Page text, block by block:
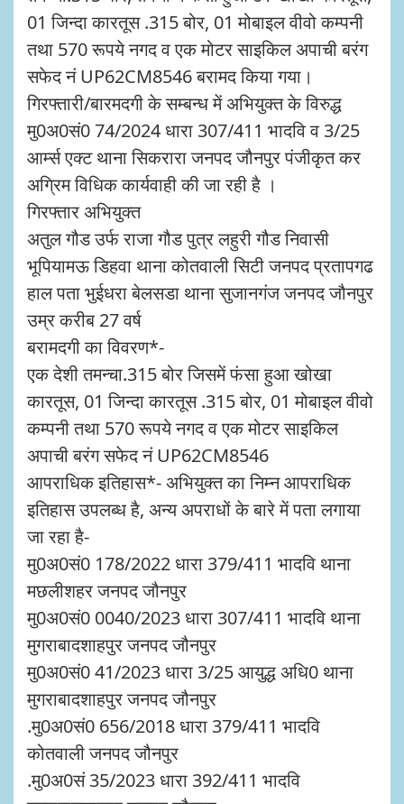
01 जिन्दा कारतूस .315 बोर, 01 मोबाइल वीवो कम्पनी
तथा 570 रूपये नगद व एक मोटर साइकिल अपाची बरंग
सफेद नं UP62CM8546 बरामद किया गया।
गिरफ्तारी/बारमदगी के सम्बन्ध में अभियुक्त के विरुद्ध
मु0अ0सं0 74/2024 धारा 307/411 भादवि व 3/25
आर्म्स एक्ट थाना सिकरारा जनपद जौनपुर पंजीकृत कर
अग्रिम विधिक कार्यवाही की जा रही है ।
गिरफ्तार अभियुक्त
अतुल गौड उर्फ राजा गौड पुत्र लहुरी गौड निवासी
भूपियामऊ डिहवा थाना कोतवाली सिटी जनपद प्रतापगढ
हाल पता भुईधरा बेलसडा थाना सुजानगंज जनपद जौनपुर
उम्र करीब 27 वर्ष
बरामदगी का विवरण*-
एक देशी तमन्चा.315 बोर जिसमें फंसा हुआ खोखा
कारतूस, 01 जिन्दा कारतूस .315 बोर, 01 मोबाइल वीवो
कम्पनी तथा 570 रूपये नगद व एक मोटर साइकिल
अपाची बरंग सफेद नं UP62CM8546
आपराधिक इतिहास*- अभियुक्त का निम्न आपराधिक
इतिहास उपलब्ध है, अन्य अपराधों के बारे में पता लगाया
जा रहा है-
मु0अ0सं0 178/2022 धारा 379/411 भादवि थाना
मछलीशहर जनपद जौनपुर
मु0अ0सं0 0040/2023 धारा 307/411 भादवि थाना
मुगराबादशाहपुर जनपद जौनपुर
मु0अ0सं0 41/2023 धारा 3/25 आयुद्ध अधि0 थाना
मुगराबादशाहपुर जनपद जौनपुर
.मु0अ0सं0 656/2018 धारा 379/411 भादवि
कोतवाली जनपद जौनपुर
.मु0अ0सं 35/2023 धारा 392/411 भादवि